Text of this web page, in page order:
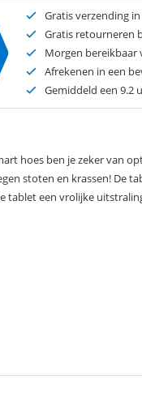
Gratis verzending
Gratis retourneren
Morgen bereikbaar
Afrekenen in een
Gemiddeld een 9.2
hoes ben je zeker van
stoten en krassen! De
tablet een vrolijke